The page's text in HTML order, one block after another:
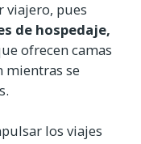
viajero, pues
de hospedaje,
ofrecen camas
mientras se
los viajes